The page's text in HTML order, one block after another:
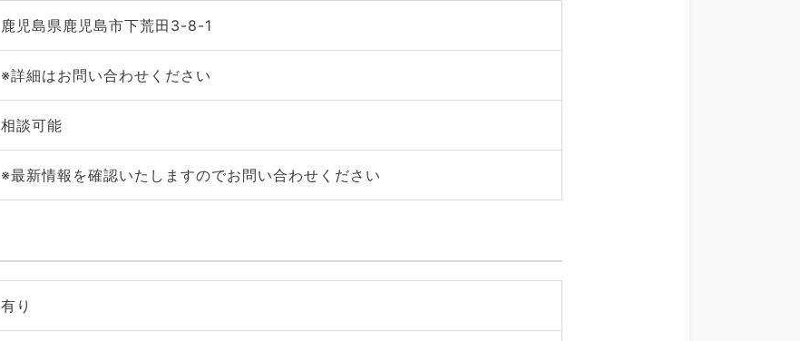
鹿児島県鹿児島市下荒田3-8-1
※詳細はお問い合わせください
相談可能
※最新情報を確認いたしますのでお問い合わせください
有り